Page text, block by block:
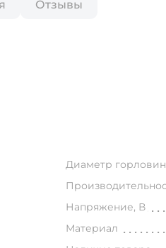
Отзывы
Диаметр
Напряжение, В
Материал